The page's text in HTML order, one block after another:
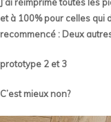
et à 100% pour celles qui
recommencé : Deux
prototype 2 et 3
C’est mieux non?